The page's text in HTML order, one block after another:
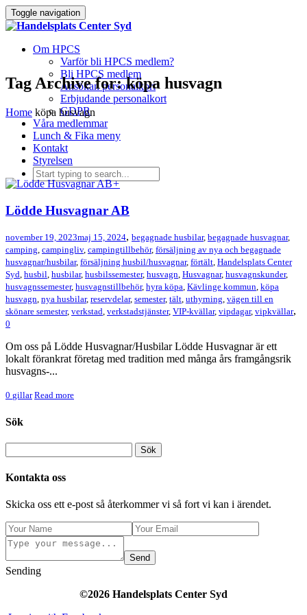
Toggle navigation
Om HPCS
Varför bli HPCS medlem?
Bli HPCS medlem
Ansökan personalkort
Erbjudande personalkort
GDPR
Våra medlemmar
Lunch & Fika meny
Kontakt
Styrelsen
Tag Archive for: köpa husvagn
Home köpa husvagn
+
Lödde Husvagnar AB
november 19, 2023maj 15, 2024, begagnade husbilar, begagnade husvagnar,
camping, campingliv, campingtillbehör, försäljning av nya och begagnade
husvagnar/husbilar, försäljning husbil/husvagnar, förtält, Handelsplats Center
Syd, husbil, husbilar, husbilssemester, husvagn, Husvagnar, husvagnskunder,
husvagnssemester, husvagnstillbehör, hyra köpa, Kävlinge kommun, köpa
husvagn, nya husbilar, reservdelar, semester, tält, uthyrning, vägen till en
skönare semester, verkstad, verkstadstjänster, VIP-kvällar, vipdagar, vipkvällar,
0
Om oss på Lödde Husvagnar/Husbilar Lödde Husvagnar är ett
lokalt förankrat företag med tradition med många års framgångsrik
husvagns-...
0 gillar Read more
Sök
Kontakta oss
Skicka oss ett e-post så återkommer vi så fort vi kan i ärendet.
Send
Sending
©2026 Handelsplats Center Syd